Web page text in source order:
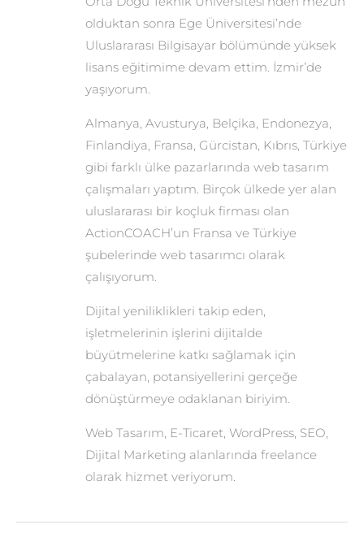
olduktan sonra Ege Üniversitesi’nde
Uluslararası Bilgisayar bölümünde yüksek
lisans eğitimime devam ettim. İzmir’de
yaşıyorum.
Almanya, Avusturya, Belçika, Endonezya,
Finlandiya, Fransa, Gürcistan, Kıbrıs, Türkiye
gibi farklı ülke pazarlarında web tasarım
çalışmaları yaptım. Birçok ülkede yer alan
uluslararası bir koçluk firması olan
ActionCOACH’un Fransa ve Türkiye
şubelerinde web tasarımcı olarak
çalışıyorum.
Dijital yeniliklikleri takip eden,
işletmelerinin işlerini dijitalde
büyütmelerine katkı sağlamak için
çabalayan, potansiyellerini gerçeğe
dönüştürmeye odaklanan biriyim.
Web Tasarım, E-Ticaret, WordPress, SEO,
Dijital Marketing alanlarında freelance
olarak hizmet veriyorum.